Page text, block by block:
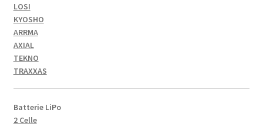
LOSI
KYOSHO
ARRMA
AXIAL
TEKNO
TRAXXAS
Batterie LiPo
2 Celle